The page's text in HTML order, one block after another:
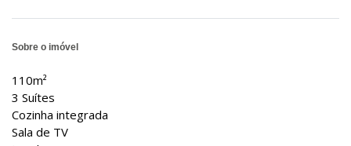
Sobre o imóvel
110m²
3 Suítes
Cozinha integrada
Sala de TV